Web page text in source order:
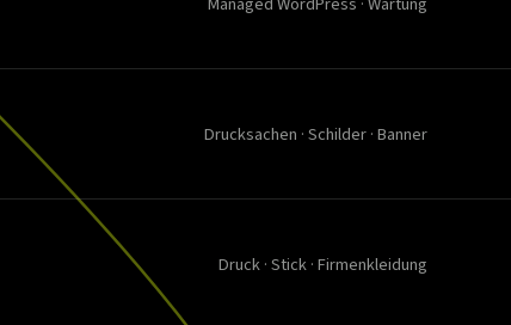
Drucksachen · Schilder · Banner
Druck · Stick · Firmenkleidung